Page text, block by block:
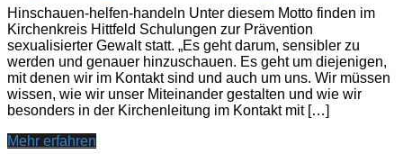
Hinschauen-helfen-handeln Unter diesem Motto finden im
Kirchenkreis Hittfeld Schulungen zur Prävention
sexualisierter Gewalt statt. „Es geht darum, sensibler zu
werden und genauer hinzuschauen. Es geht um diejenigen,
mit denen wir im Kontakt sind und auch um uns. Wir müssen
wissen, wie wir unser Miteinander gestalten und wie wir
besonders in der Kirchenleitung im Kontakt mit […]
Mehr erfahren